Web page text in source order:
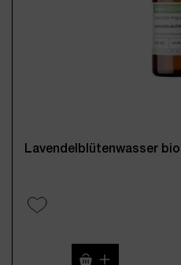
Lavendelblütenwasser bio
Produkt Anzahl: